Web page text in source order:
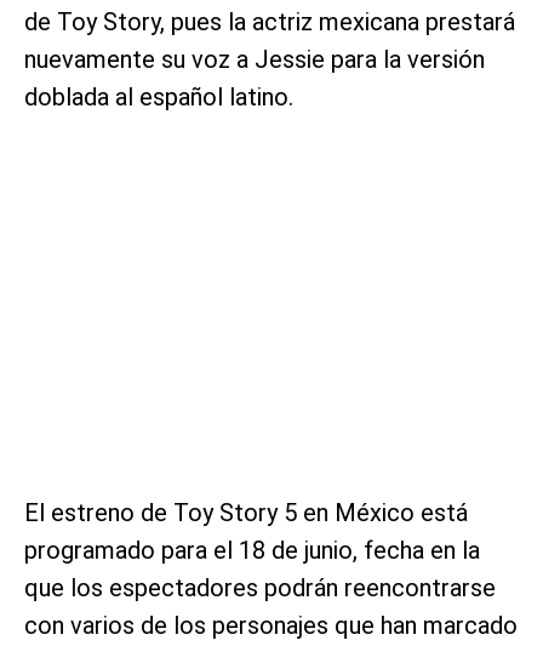
de Toy Story, pues la actriz mexicana prestará
nuevamente su voz a Jessie para la versión
doblada al español latino.
El estreno de Toy Story 5 en México está
programado para el 18 de junio, fecha en la
que los espectadores podrán reencontrarse
con varios de los personajes que han marcado